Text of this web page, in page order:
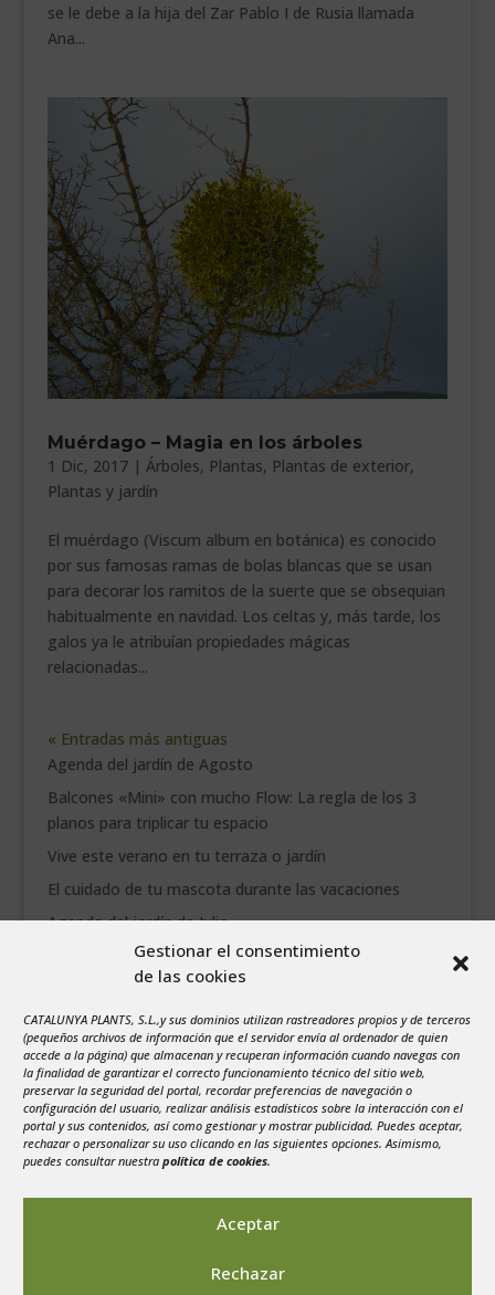
Gestionar el consentimiento
de las cookies
CATALUNYA PLANTS, S.L.,y sus dominios utilizan rastreadores propios y de terceros
(pequeños archivos de información que el servidor envía al ordenador de quien
accede a la página) que almacenan y recuperan información cuando navegas con
la finalidad de garantizar el correcto funcionamiento técnico del sitio web,
preservar la seguridad del portal, recordar preferencias de navegación o
configuración del usuario, realizar análisis estadísticos sobre la interacción con el
portal y sus contenidos, así como gestionar y mostrar publicidad. Puedes aceptar,
rechazar o personalizar su uso clicando en las siguientes opciones. Asimismo,
puedes consultar nuestra política de cookies.
Aceptar
Rechazar
se le debe a la hija del Zar Pablo I de Rusia llamada
Ana...
Muérdago – Magia en los árboles
1 Dic, 2017| Árboles, Plantas, Plantas de exterior,
Plantas y jardín
El muérdago (Viscum album en botánica) es conocido
por sus famosas ramas de bolas blancas que se usan
para decorar los ramitos de la suerte que se obsequian
habitualmente en navidad. Los celtas y, más tarde, los
galos ya le atribuían propiedades mágicas
relacionadas...
« Entradas más antiguas
Agenda del jardín de Agosto
Balcones «Mini» con mucho Flow: La regla de los 3
planos para triplicar tu espacio
Vive este verano en tu terraza o jardín
El cuidado de tu mascota durante las vacaciones
Agenda del jardín de Julio
agosto 2026
1
2
3
4 5 6 7 8
9
10
11 12 13 14 15
16
17
18 19 20 21 22
23
24
25 26 27